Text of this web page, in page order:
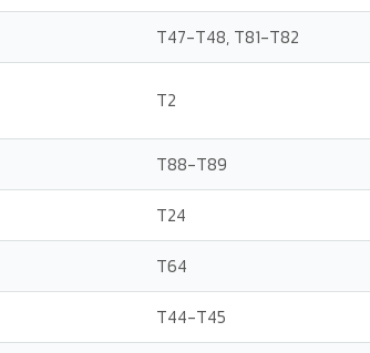
T47-T48, T81-T82
T2
T88-T89
T24
T64
T44-T45